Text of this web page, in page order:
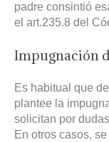
padre consintió
el art.235.8 del
Impugnación
Es habitual que
plantee la
solicitan por
En otros casos,